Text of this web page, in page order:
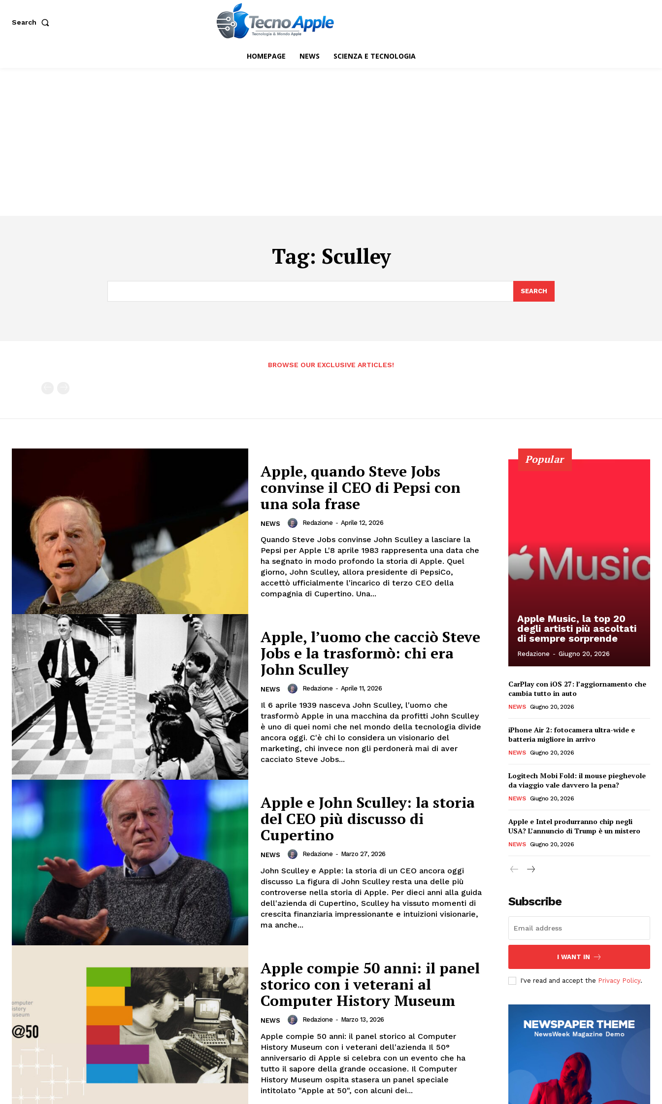
Search
HOMEPAGE NEWS SCIENZA E TECNOLOGIA
Tag: Sculley
SEARCH
BROWSE OUR EXCLUSIVE ARTICLES!
Apple, quando Steve Jobs
convinse il CEO di Pepsi con
una sola frase
NEWS Redazione - Aprile 12, 2026
Quando Steve Jobs convinse John Sculley a lasciare la
Pepsi per Apple L'8 aprile 1983 rappresenta una data che
ha segnato in modo profondo la storia di Apple. Quel
giorno, John Sculley, allora presidente di PepsiCo,
accettò ufficialmente l'incarico di terzo CEO della
compagnia di Cupertino. Una...
Apple, l’uomo che cacciò Steve
Jobs e la trasformò: chi era
John Sculley
NEWS Redazione - Aprile 11, 2026
Il 6 aprile 1939 nasceva John Sculley, l'uomo che
trasformò Apple in una macchina da profitti John Sculley
è uno di quei nomi che nel mondo della tecnologia divide
ancora oggi. C'è chi lo considera un visionario del
marketing, chi invece non gli perdonerà mai di aver
cacciato Steve Jobs...
Apple e John Sculley: la storia
del CEO più discusso di
Cupertino
NEWS Redazione - Marzo 27, 2026
John Sculley e Apple: la storia di un CEO ancora oggi
discusso La figura di John Sculley resta una delle più
controverse nella storia di Apple. Per dieci anni alla guida
dell'azienda di Cupertino, Sculley ha vissuto momenti di
crescita finanziaria impressionante e intuizioni visionarie,
ma anche...
Apple compie 50 anni: il panel
storico con i veterani al
Computer History Museum
NEWS Redazione - Marzo 13, 2026
Apple compie 50 anni: il panel storico al Computer
History Museum con i veterani dell'azienda Il 50°
anniversario di Apple si celebra con un evento che ha
tutto il sapore della grande occasione. Il Computer
History Museum ospita stasera un panel speciale
intitolato "Apple at 50", con alcuni dei...
Popular
Apple Music, la top 20
degli artisti più ascoltati
di sempre sorprende
Redazione - Giugno 20, 2026
CarPlay con iOS 27: l’aggiornamento che
cambia tutto in auto
NEWS Giugno 20, 2026
iPhone Air 2: fotocamera ultra-wide e
batteria migliore in arrivo
NEWS Giugno 20, 2026
Logitech Mobi Fold: il mouse pieghevole
da viaggio vale davvero la pena?
NEWS Giugno 20, 2026
Apple e Intel produrranno chip negli
USA? L’annuncio di Trump è un mistero
NEWS Giugno 20, 2026
Subscribe
I WANT IN
I've read and accept the Privacy Policy.